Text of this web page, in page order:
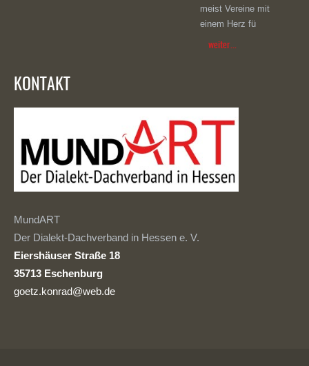
meist Vereine mit
einem Herz fü
weiter...
KONTAKT
MundART
Der Dialekt-Dachverband in Hessen e. V.
Eiershäuser Straße 18
35713 Eschenburg
goetz.konrad@web.de